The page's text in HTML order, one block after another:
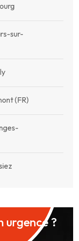
sur-
(FR)
urgence ?